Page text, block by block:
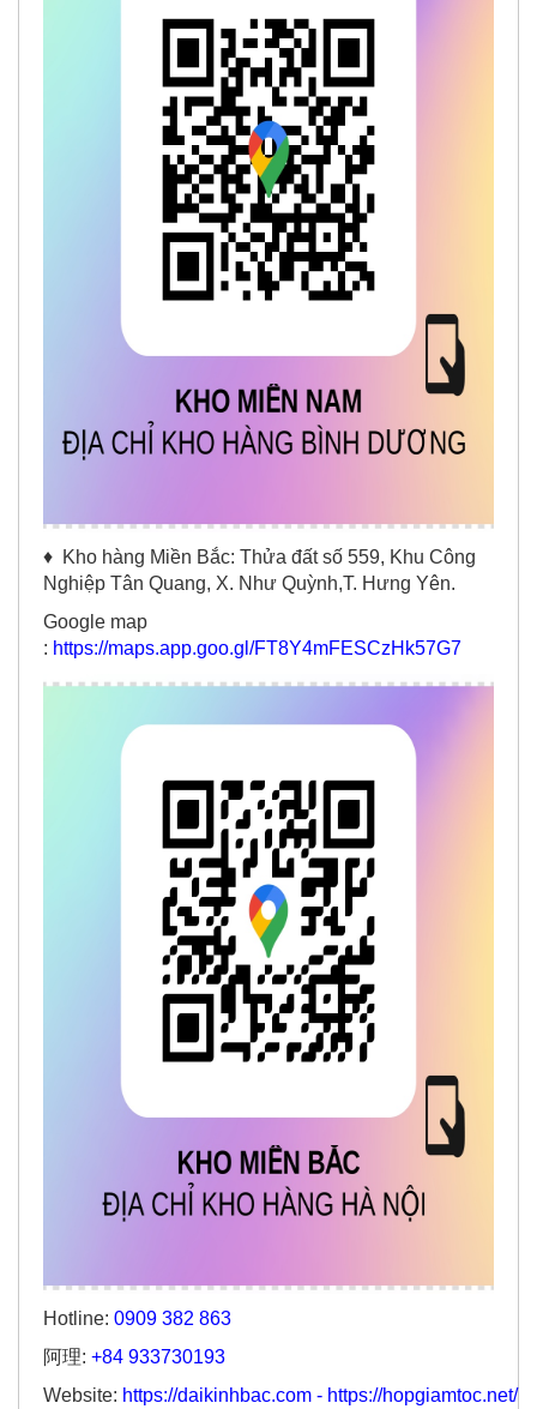
♦ Kho hàng Miền Bắc: Thửa đất số 559, Khu Công
Nghiệp Tân Quang, X. Như Quỳnh,T. Hưng Yên.
Google map
: https://maps.app.goo.gl/FT8Y4mFESCzHk57G7
Hotline: 0909 382 863
阿理: +84 933730193
Website: https://daikinhbac.com - https://hopgiamtoc.net/